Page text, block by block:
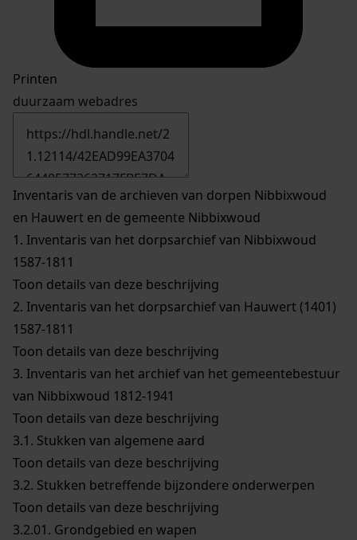
Printen
duurzaam webadres
Inventaris van de archieven van dorpen Nibbixwoud
en Hauwert en de gemeente Nibbixwoud
1. Inventaris van het dorpsarchief van Nibbixwoud
1587-1811
Toon details van deze beschrijving
2. Inventaris van het dorpsarchief van Hauwert (1401)
1587-1811
Toon details van deze beschrijving
3. Inventaris van het archief van het gemeentebestuur
van Nibbixwoud 1812-1941
Toon details van deze beschrijving
3.1. Stukken van algemene aard
Toon details van deze beschrijving
3.2. Stukken betreffende bijzondere onderwerpen
Toon details van deze beschrijving
3.2.01. Grondgebied en wapen